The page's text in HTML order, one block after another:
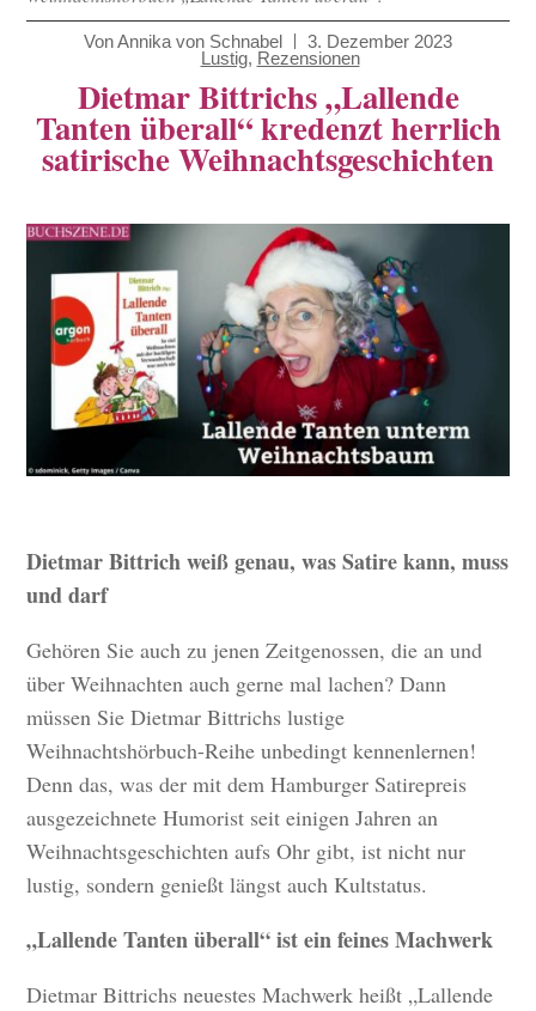
VonAnnika von Schnabel
3. Dezember 2023
Lustig, Rezensionen
Dietmar Bittrichs „Lallende
Tanten überall“ kredenzt herrlich
satirische Weihnachtsgeschichten
Dietmar Bittrich weiß genau, was Satire kann, muss
und darf
Gehören Sie auch zu jenen Zeitgenossen, die an und
über Weihnachten auch gerne mal lachen? Dann
müssen Sie Dietmar Bittrichs lustige
Weihnachtshörbuch-Reihe unbedingt kennenlernen!
Denn das, was der mit dem Hamburger Satirepreis
ausgezeichnete Humorist seit einigen Jahren an
Weihnachtsgeschichten aufs Ohr gibt, ist nicht nur
lustig, sondern genießt längst auch Kultstatus.
„Lallende Tanten überall“ ist ein feines Machwerk
Dietmar Bittrichs neuestes Machwerk heißt „Lallende